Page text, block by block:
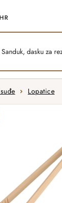
Lopatice